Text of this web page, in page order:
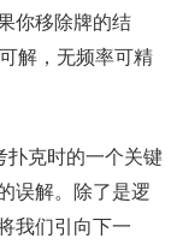
你移除牌的结
解，无频率可精
扑克时的一个关键
误解。除了是逻
我们引向下一